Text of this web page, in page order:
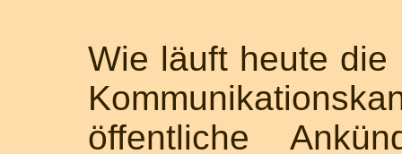
Wie läuft heute die
öffentliche